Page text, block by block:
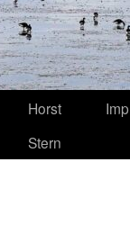
Horst
Stern